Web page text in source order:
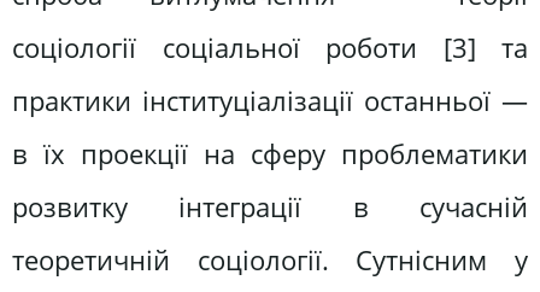
соціології соціальної роботи [3] та
практики інституціалізації останньої —
в їх проекції на сферу проблематики
розвитку інтеграції в сучасній
теоретичній соціології. Сутнісним у